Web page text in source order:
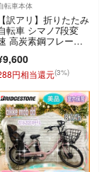
転車本体
【訳アリ】折りたたみ
転車 シマノ7段変
高炭素鋼フレー
円相当還元(3%)